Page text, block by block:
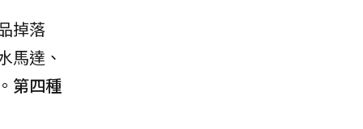
掉落
馬達、
第四種